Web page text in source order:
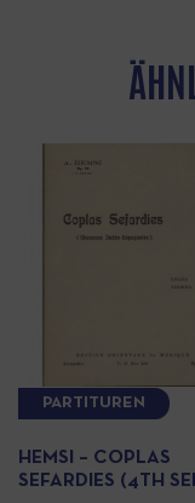
PARTITUREN
HEMSI – COPLAS
SEFARDIES (4TH